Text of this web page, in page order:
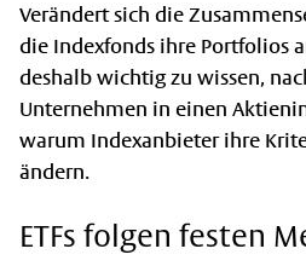
Verändert sich die
die Indexfonds ihre Portfolios
deshalb wichtig zu wissen,
Unternehmen in einen
warum Indexanbieter ihre
ändern.
ETFs folgen festen